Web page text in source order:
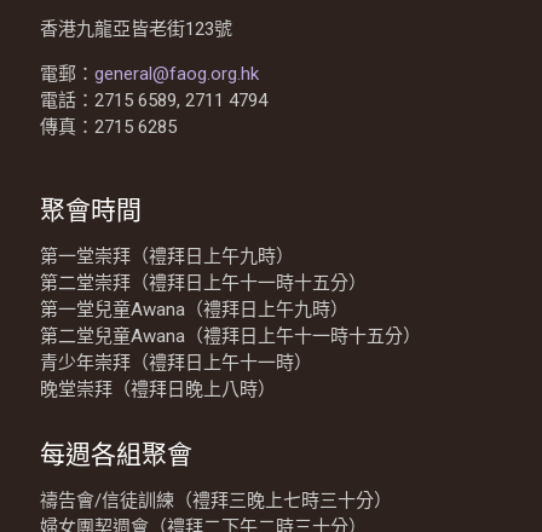
香港九龍亞皆老街123號
電郵： general@faog.org.hk
電話：2715 6589, 2711 4794
傳真：2715 6285
聚會時間
第一堂崇拜（禮拜日上午九時）
第二堂崇拜（禮拜日上午十一時十五分）
第一堂兒童Awana（禮拜日上午九時）
第二堂兒童Awana（禮拜日上午十一時十五分）
青少年崇拜（禮拜日上午十一時）
晚堂崇拜（禮拜日晚上八時）
每週各組聚會
禱告會/信徒訓練（禮拜三晚上七時三十分）
婦女團契週會（禮拜二下午二時三十分）